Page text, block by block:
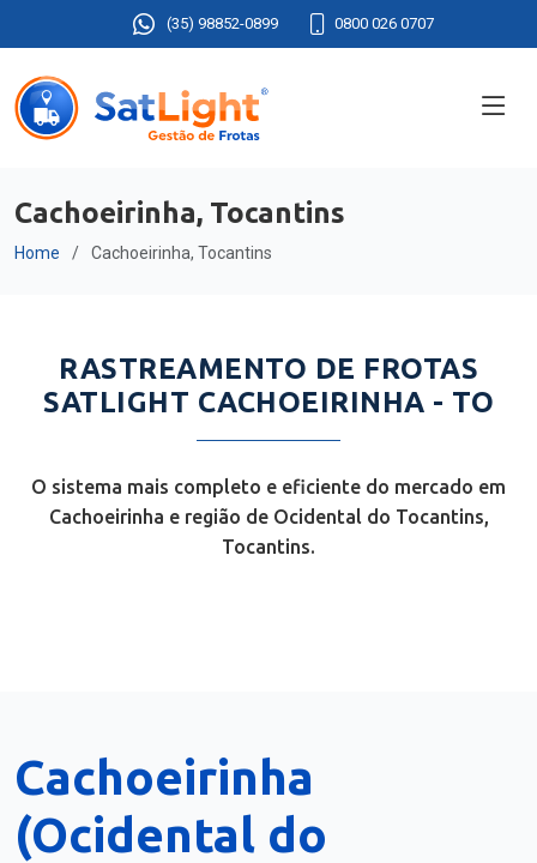
(35) 98852-0899 0800 026 0707
Cachoeirinha, Tocantins
Home Cachoeirinha, Tocantins
RASTREAMENTO DE FROTAS
SATLIGHT CACHOEIRINHA - TO
O sistema mais completo e eficiente do mercado em
Cachoeirinha e região de Ocidental do Tocantins,
Tocantins.
Cachoeirinha
(Ocidental do